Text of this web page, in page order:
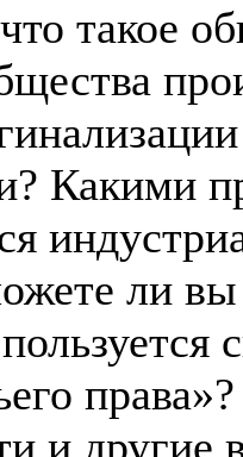
такое
Какими
ли вы
права»?
и другие